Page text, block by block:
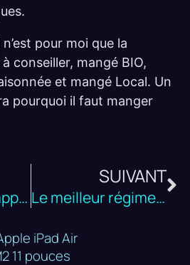
pour moi que la
conseiller, mangé BIO,
et mangé Local. Un
pourquoi il faut manger
Quels sont les apports journaliers en vitamines ?
SUIVANT
Le meilleur régime pour pas un rond